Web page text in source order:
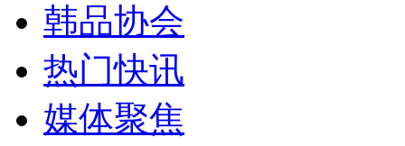
韩品协会
热门快讯
媒体聚焦